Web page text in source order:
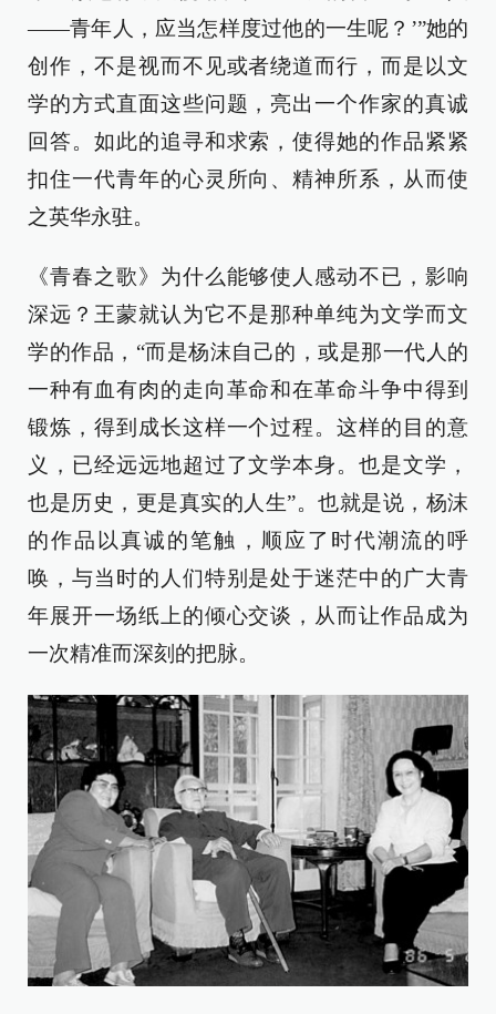
——青年人，应当怎样度过他的一生呢？’”她的
创作，不是视而不见或者绕道而行，而是以文
学的方式直面这些问题，亮出一个作家的真诚
回答。如此的追寻和求索，使得她的作品紧紧
扣住一代青年的心灵所向、精神所系，从而使
之英华永驻。
《青春之歌》为什么能够使人感动不已，影响
深远？王蒙就认为它不是那种单纯为文学而文
学的作品，“而是杨沫自己的，或是那一代人的
一种有血有肉的走向革命和在革命斗争中得到
锻炼，得到成长这样一个过程。这样的目的意
义，已经远远地超过了文学本身。也是文学，
也是历史，更是真实的人生”。也就是说，杨沫
的作品以真诚的笔触，顺应了时代潮流的呼
唤，与当时的人们特别是处于迷茫中的广大青
年展开一场纸上的倾心交谈，从而让作品成为
一次精准而深刻的把脉。